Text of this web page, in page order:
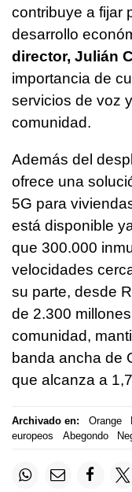
contribuye a fijar
desarrollo
director, Julián
importancia de
servicios de voz
comunidad.
Además del
ofrece una
5G para
está disponible
que 300.000
velocidades
su parte, desde
de 2.300
comunidad,
banda ancha de
que alcanza a
Archivado en: Orange
europeos
Abegondo